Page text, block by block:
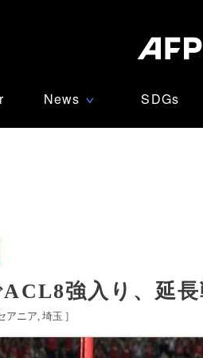
News ∨ SDGs
強入り、延
アニア 埼玉 ]